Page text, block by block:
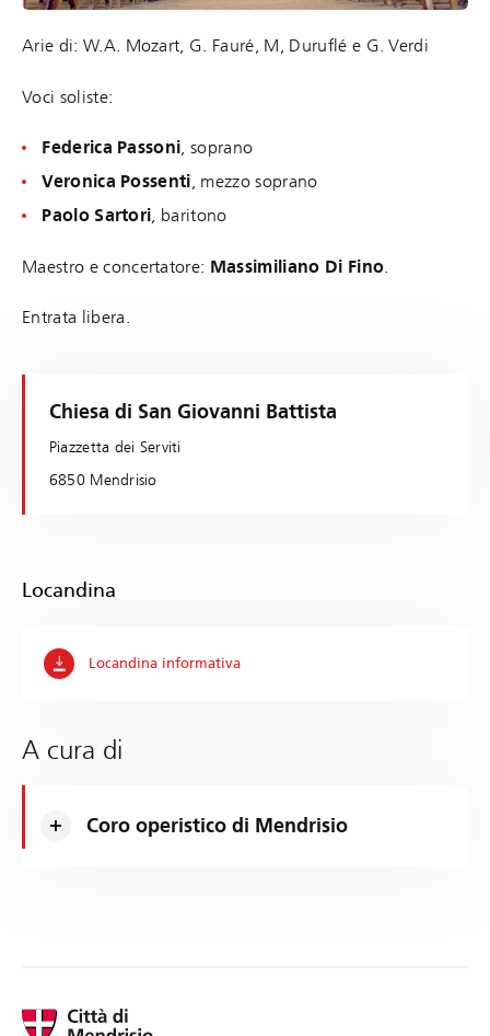
Arie di: W.A. Mozart, G. Fauré, M, Duruflé e G. Verdi
Voci soliste:
Federica Passoni, soprano
Veronica Possenti, mezzo soprano
Paolo Sartori, baritono
Maestro e concertatore: Massimiliano Di Fino
Entrata libera.
Chiesa di San Giovanni Battista
Piazzetta dei Serviti
6850 Mendrisio
Locandina
Locandina informativa
A cura di
Coro operistico di Mendrisio